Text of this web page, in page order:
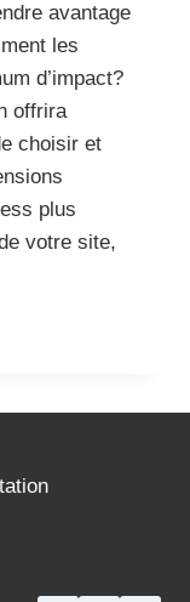
avantage
les
d’impact?
offrira
choisir et
plus
votre site,